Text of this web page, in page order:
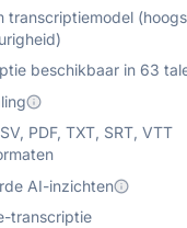
transcriptiemodel
beschikbaar in 63
PDF, TXT, SRT, VTT
AI-inzichten
transcriptie